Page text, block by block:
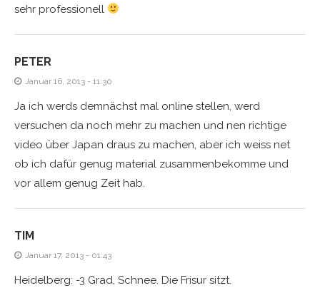
sehr professionell
PETER
Januar 16, 2013 - 11:30
Ja ich werds demnächst mal online stellen, werd
versuchen da noch mehr zu machen und nen richtige
video über Japan draus zu machen, aber ich weiss net
ob ich dafür genug material zusammenbekomme und
vor allem genug Zeit hab.
TIM
Januar 17, 2013 - 01:43
Heidelberg: -3 Grad, Schnee. Die Frisur sitzt.